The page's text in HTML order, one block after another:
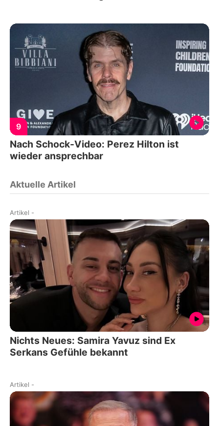
9
Nach Schock-Video: Perez Hilton ist
wieder ansprechbar
Aktuelle Artikel
Artikel -
Nichts Neues: Samira Yavuz sind Ex
Serkans Gefühle bekannt
Artikel -